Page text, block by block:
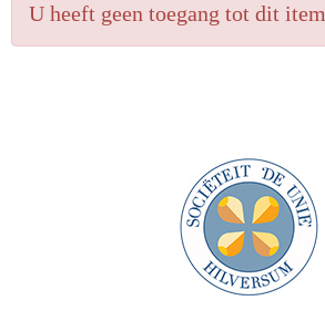
U heeft geen toegang tot dit item